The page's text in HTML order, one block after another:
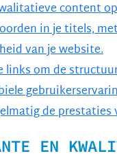
content
in je titels,
van je website.
links om de
de prestaties
EN